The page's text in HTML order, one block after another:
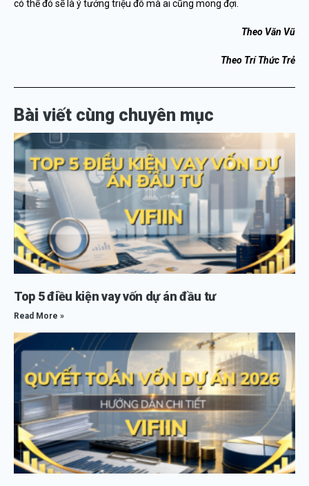
có thể đó sẽ là ý tưởng triệu đô mà ai cũng mong đợi.
Theo Văn Vũ
Theo Trí Thức Trẻ
Bài viết cùng chuyên mục
Top 5 điều kiện vay vốn dự án đầu tư
Read More »